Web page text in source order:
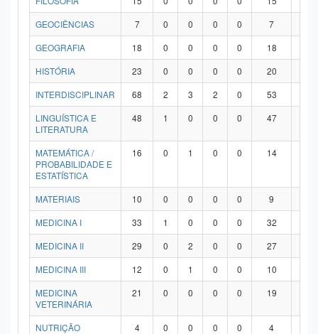
GEOCIÊNCIAS
7 0 0 0 0 7
GEOGRAFIA
18 0 0 0 0 18
HISTÓRIA
23 0 0 0 0 20
INTERDISCIPLINAR
68 2 3 2 0 53
LINGUÍSTICA E
LITERATURA
48 1 0 0 0 47
MATEMÁTICA /
PROBABILIDADE E
ESTATÍSTICA
16 0 1 0 0 14
MATERIAIS 10 0 0 0 0 9
MEDICINA I
33 1 0 0 0 32
MEDICINA II
29 0 2 0 0 27
MEDICINA III
12 0 1 0 0 10
MEDICINA
VETERINÁRIA
21 0 0 0 0 19
NUTRIÇÃO 4 0 0 0 0 4